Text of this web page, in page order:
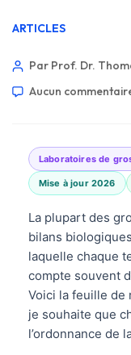
ARTICLES
Par Prof. Dr.
Aucun
Laboratoires de
Mise à jour 2026
La plupart des
bilans
laquelle chaque
compte souvent
Voici la feuille de
je souhaite que
l’ordonnance de